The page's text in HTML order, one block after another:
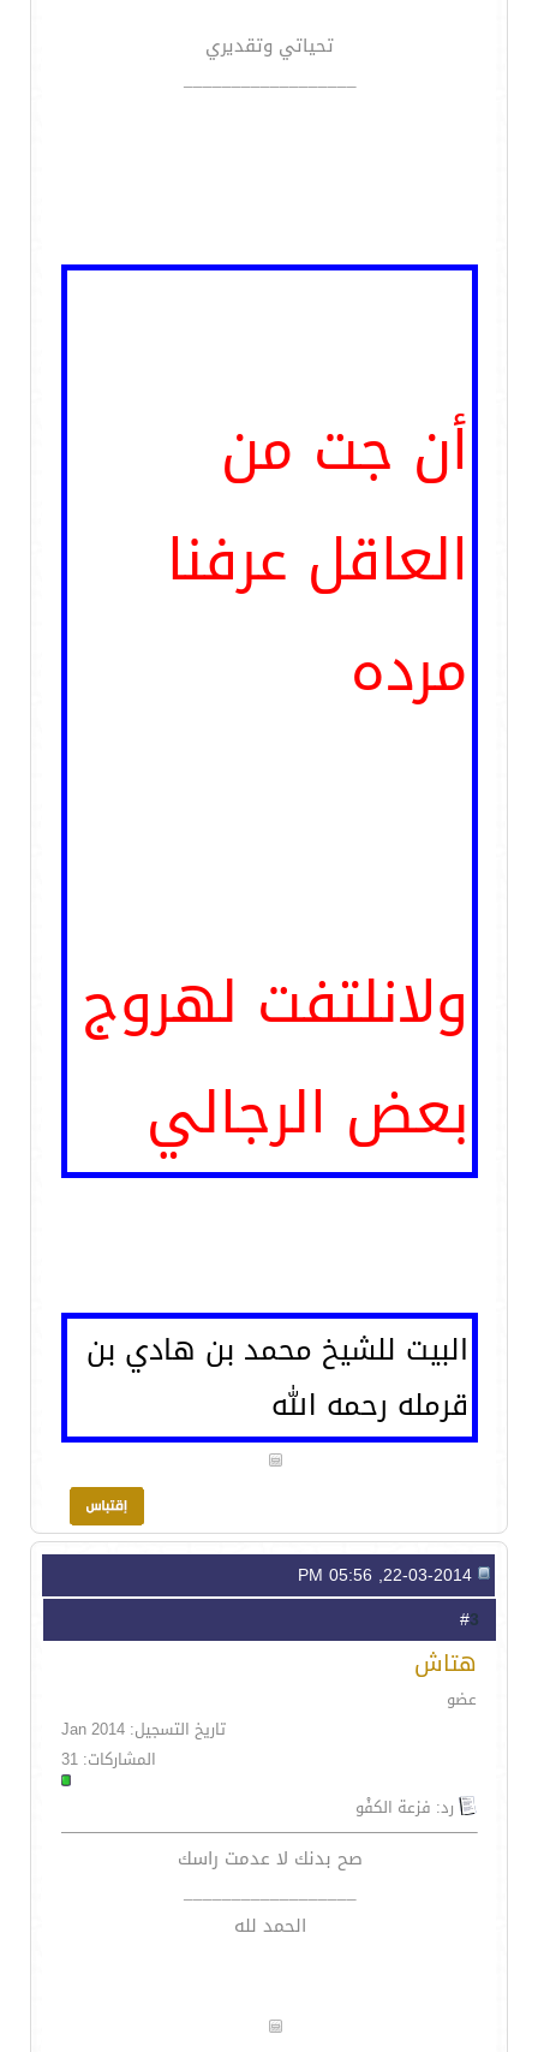
تحياتي وتقديري
__________________
أن جت من
العاقل عرفنا
مرده
ولانلتفت لهروج
بعض الرجالي
البيت للشيخ محمد بن هادي بن
قرمله رحمه الله
3
هتاش
عضو
تاريخ التسجيل: Jan 2014
المشاركات: 31
رد: فزعة الكفْو
صح بدنك لا عدمت راسك
__________________
الحمد لله